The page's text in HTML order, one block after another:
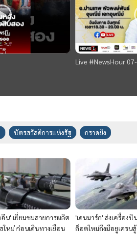
Live #NewsHour
บัตรสวัสดิการแห่งรัฐ กราดยิง
น' เยี่ยมชมสายการผลิต
ใหม่ ก่อนเดินทางเยือน
'เดนมาร์ก' ส่งเครื่องบิ
ล็อตใหม่ถึงมือยูเครน